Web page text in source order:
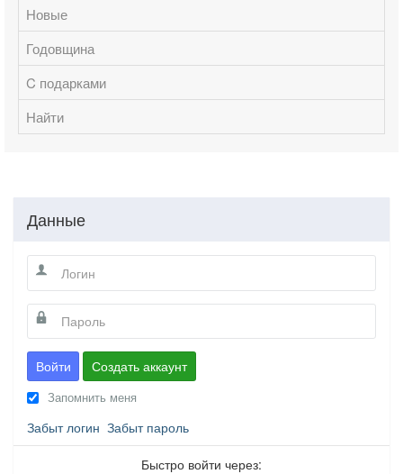
Новые
Годовщина
C подарками
Найти
Данные
Войти Создать аккаунт
Запомнить меня
Забыт логин Забыт пароль
Быстро войти через: